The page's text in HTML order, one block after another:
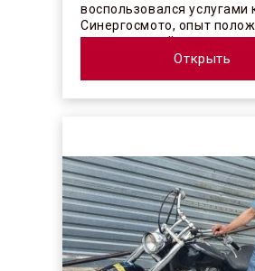
воспользовался услугами
Синергосмото, опыт
коллектив действительно
профессионалы своего ...
Открыть